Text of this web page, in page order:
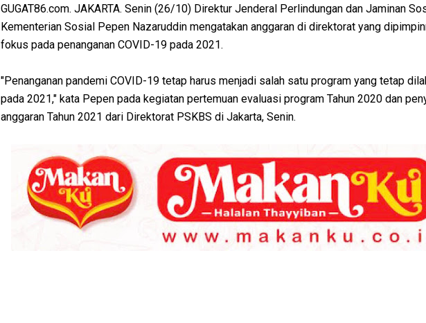
GUGAT86.com. JAKARTA. Senin (26/10) Direktur Jenderal Perlindungan dan Jaminan
Kementerian Sosial Pepen Nazaruddin mengatakan anggaran di direktorat yang
fokus pada penanganan COVID-19 pada 2021.
"Penanganan pandemi COVID-19 tetap harus menjadi salah satu program yang tetap
pada 2021," kata Pepen pada kegiatan pertemuan evaluasi program Tahun 2020 dan
anggaran Tahun 2021 dari Direktorat PSKBS di Jakarta, Senin.